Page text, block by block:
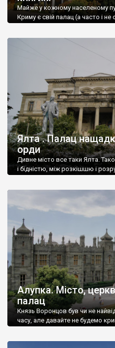
Майже у кожному населеному
Криму є свій палац (а часто і не
Ялта . Палац
орди
Дивне місто все таки Ялта.
і бідністю, між розкішшю і
Алупка. Місто,
палац
Князь Воронцов був чи не
часу, але давайте не будемо